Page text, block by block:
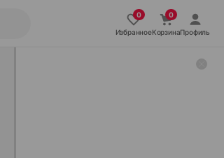
ИзбранноеКорзинаПрофиль